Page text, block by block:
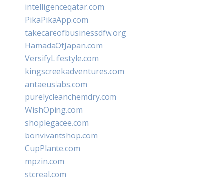
intelligenceqatar.com
PikaPikaApp.com
takecareofbusinessdfw.org
HamadaOfJapan.com
VersifyLifestyle.com
kingscreekadventures.com
antaeuslabs.com
purelycleanchemdry.com
WishOping.com
shoplegacee.com
bonvivantshop.com
CupPlante.com
mpzin.com
stcreal.com